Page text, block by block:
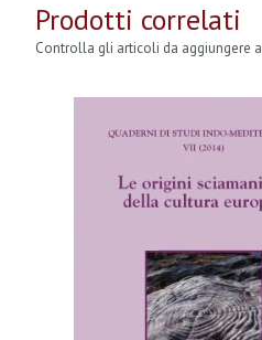
Prodotti correlati
Controlla gli articoli da aggiungere